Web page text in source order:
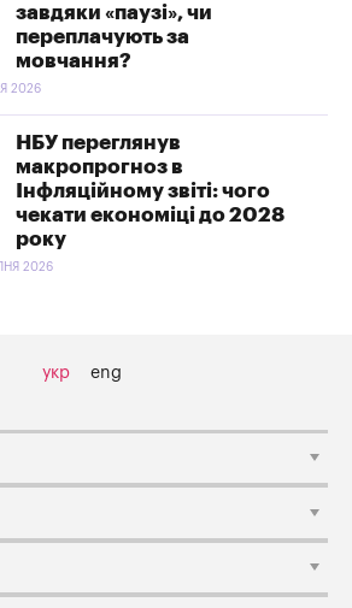
завдяки «паузі», чи
переплачують за
мовчання?
2026
НБУ переглянув
макропрогноз в
Інфляційному звіті: чого
чекати економіці до 2028
року
2026
укр eng